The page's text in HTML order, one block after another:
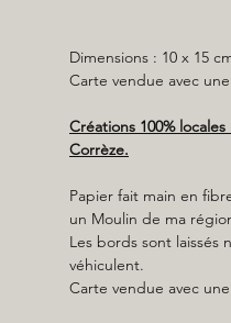
Dimensions : 10 x 15
Carte vendue avec
Créations 100%
Corrèze.
Papier fait main en
un Moulin de ma
Les bords sont
véhiculent.
Carte vendue avec